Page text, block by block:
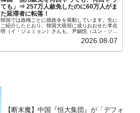
ても」⇒ 257万人赦免したのに60万人がま
た延滞者に転落！
韓国では政権ごとに徳政令を発動しています。先に
ご紹介したとおり、韓国大統領に成りおおせた李在
明（イ・ジェミョン）さんも、尹錫悦（ユン・ソギ
バンクにして不良債権の買い取りを行い、分割償還
2026.08.07
【断末魔】中国『恒大集団』が「デフォ